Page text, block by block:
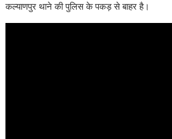
कल्याणपुर थाने की पुलिस के पकड़ से बाहर है।